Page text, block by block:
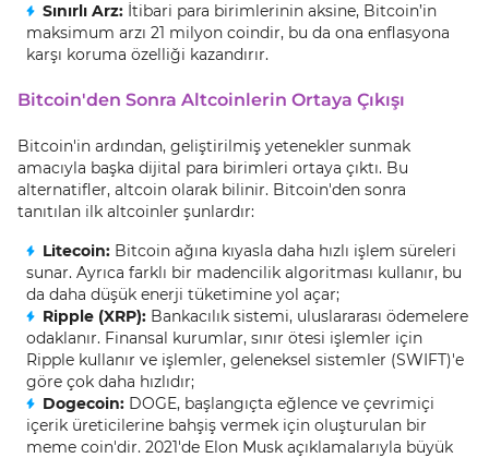
Sınırlı Arz: İtibari para birimlerinin aksine, Bitcoin’in
maksimum arzı 21 milyon coindir, bu da ona enflasyona
karşı koruma özelliği kazandırır.
Bitcoin'den Sonra Altcoinlerin Ortaya Çıkışı
Bitcoin'in ardından, geliştirilmiş yetenekler sunmak
amacıyla başka dijital para birimleri ortaya çıktı. Bu
alternatifler, altcoin olarak bilinir. Bitcoin'den sonra
tanıtılan ilk altcoinler şunlardır:
Litecoin: Bitcoin ağına kıyasla daha hızlı işlem süreleri
sunar. Ayrıca farklı bir madencilik algoritması kullanır, bu
da daha düşük enerji tüketimine yol açar;
Ripple (XRP): Bankacılık sistemi, uluslararası ödemelere
odaklanır. Finansal kurumlar, sınır ötesi işlemler için
Ripple kullanır ve işlemler, geleneksel sistemler (SWIFT)'e
göre çok daha hızlıdır;
Dogecoin: DOGE, başlangıçta eğlence ve çevrimiçi
içerik üreticilerine bahşiş vermek için oluşturulan bir
meme coin'dir. 2021'de Elon Musk açıklamalarıyla büyük